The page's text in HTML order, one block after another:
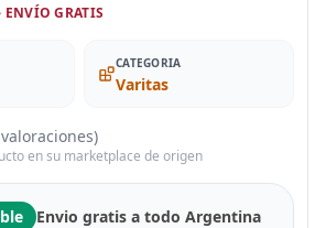
ENVÍO GRATIS
CATEGORIA
Varitas
en su marketplace de origen
Envio gratis a todo Argentina